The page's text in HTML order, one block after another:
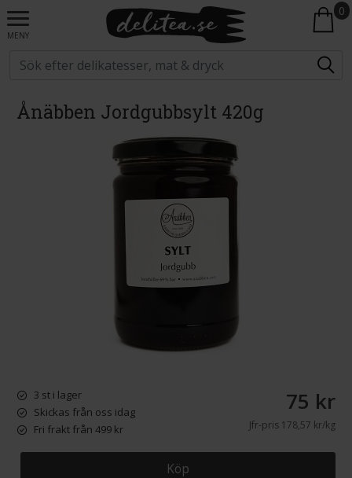
MENY
0
Ånäbben Jordgubbsylt 420g
3 st i lager
Skickas från oss idag
Fri frakt från 499 kr
75 kr
Jfr-pris178,57 kr/kg
Köp